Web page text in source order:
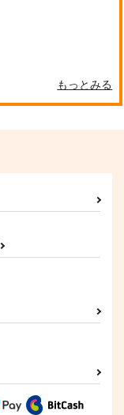
もっとみる